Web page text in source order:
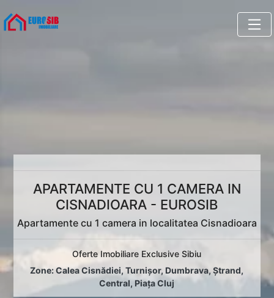
APARTAMENTE CU 1 CAMERA IN
CISNADIOARA - EUROSIB
Apartamente cu 1 camera in localitatea Cisnadioara
Oferte Imobiliare Exclusive Sibiu
Zone:Calea Cisnădiei,Turnișor, Dumbrava,Ștrand,
Central,Piața Cluj